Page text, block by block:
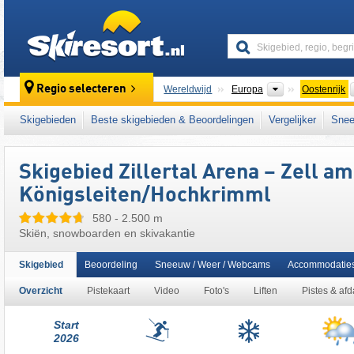
Regio selecteren Wereldwijd Europa Continenten
Oostenrijk
Dit skigebied ligt ook in: Zillertaler Alpen,
nationalparkregio Hohe Tauern
Salzburger
centrale deel van de oostelijke Alpen, het
West-Europa
Midden-Europa Europese
Skigebieden Beste skigebieden & Beoordelingen Vergelijker
Skigebied Zillertal Arena – Zell
Königsleiten/​Hochkrimml
580 - 2.500 m
Skiën, snowboarden en skivakantie
Skigebied
Overzicht Pistekaart Video Foto's Liften Pistes &
Beoordeling Sneeuw / Weer / Webcams
Start
2026